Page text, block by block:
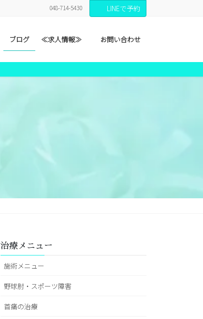
048-714-5430 LINEで予約
ブログ ≪求人情報≫ お問い合わせ
治療メニュー
施術メニュー
野球肘・スポーツ障害
首痛の治療